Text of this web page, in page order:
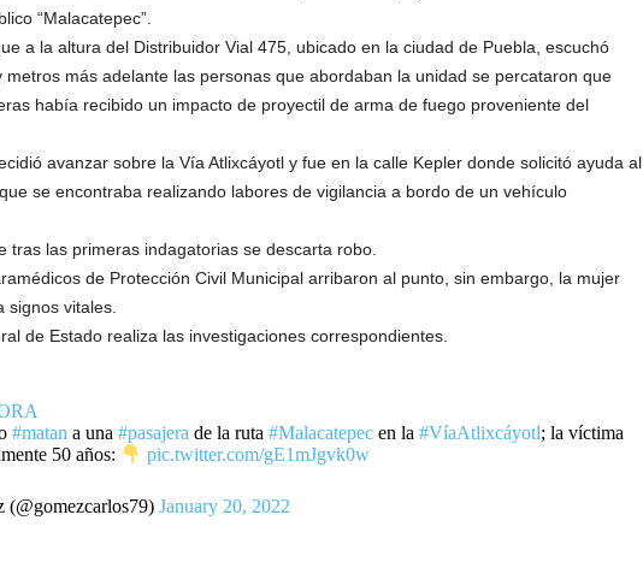
“Malacatepec”.
a la altura del Distribuidor Vial 475, ubicado en la ciudad de Puebla, escuchó
metros más adelante las personas que abordaban la unidad se percataron que
había recibido un impacto de proyectil de arma de fuego proveniente del
avanzar sobre la Vía Atlixcáyotl y fue en la calle Kepler donde solicitó ayuda al
se encontraba realizando labores de vigilancia a bordo de un vehículo
tras las primeras indagatorias se descarta robo.
de Protección Civil Municipal arribaron al punto, sin embargo, la mujer
signos vitales.
de Estado realiza las investigaciones correspondientes.
#matana una #pasajerade la ruta #Malacatepecen la #VíaAtlixcáyotl; la víctima
50 años:
pic.twitter.com/gE1mJgvk0w
January 20, 2022